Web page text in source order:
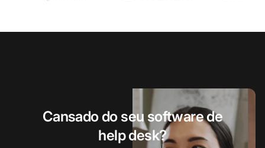
Cansado do seu software de
help desk?